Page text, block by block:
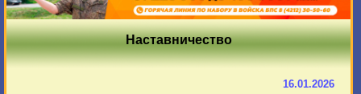
Наставничество
16.01.2026